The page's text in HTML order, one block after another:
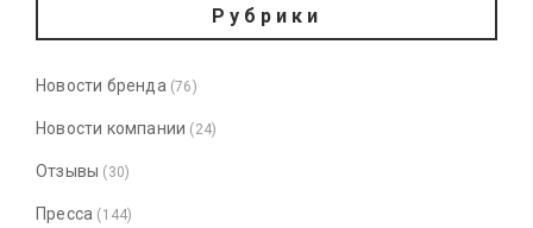
Рубрики
Новости бренда (76)
Новости компании (24)
Отзывы (30)
Пресса (144)